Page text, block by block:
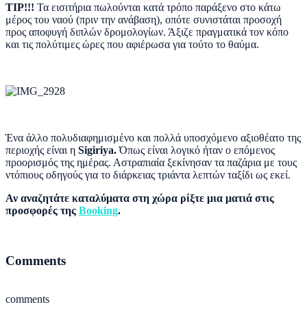
TΙΡ!!! Τα εισιτήρια πωλούνται κατά τρόπο παράξενο στο κάτω
μέρος του ναού (πριν την ανάβαση), οπότε συνιστάται προσοχή
προς αποφυγή διπλών δρομολογίων. Άξιζε πραγματικά τον κόπο
και τις πολύτιμες ώρες που αφιέρωσα για τούτο το θαύμα.
Ένα άλλο πολυδιαφημισμένο και πολλά υποσχόμενο αξιοθέατο της
περιοχής είναι η Sigiriya.Όπως είναι λογικό ήταν ο επόμενος
προορισμός της ημέρας. Αστραπιαία ξεκίνησαν τα παζάρια με τους
ντόπιους οδηγούς για το διάρκειας τριάντα λεπτών ταξίδι ως εκεί.
Αν αναζητάτε καταλύματα στη χώρα ρίξτε μια ματιά στις
προσφορές της Booking.
Comments
comments